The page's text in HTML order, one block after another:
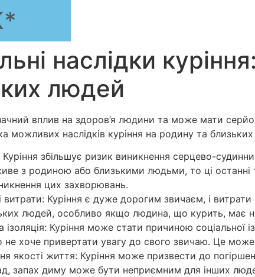
наслідки
людей
вплив на здоров’я людини та може мати
можливих наслідків куріння на родину та
Куріння збільшує ризик виникнення серцево-
з родиною або близькими людьми, то ці
цих захворювань.
витрати: Куріння є дуже дорогим звичаєм, і
людей, особливо якщо людина, що курить, має
ізоляція: Куріння може стати причиною
не хоче привертати увагу до свого звичаю. Це
якості життя: Куріння може призвести до
запах диму може бути неприємним для інших